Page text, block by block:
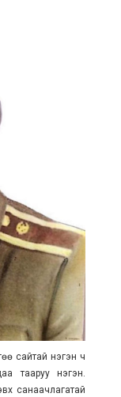
сайтай нэгэн ч
тааруу нэгэн.
санаачлагатай